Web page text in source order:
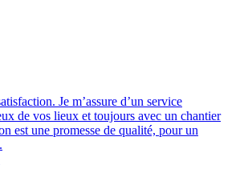
Je m’assure d’un service
de vos lieux et toujours avec un chantier
est une promesse de qualité, pour un